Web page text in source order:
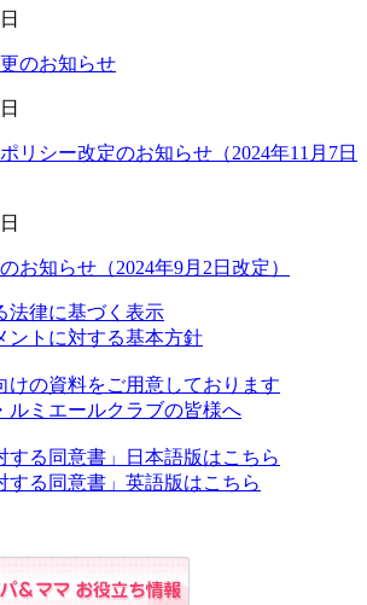
のお知らせ
リシー改定のお知らせ（2024年11月7日
お知らせ（2024年9月2日改定）
法律に基づく表示
ントに対する基本方針
けの資料をご用意しております
ルミエールクラブの皆様へ
する同意書」日本語版はこちら
する同意書」英語版はこちら